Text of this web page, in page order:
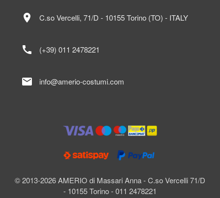
© 2013-2026 AMERIO di Massari Anna - C.so Vercelli 71/D
- 10155 Torino - 011 2478221
location_on C.so Vercelli, 71/D - 10155 Torino (TO) - ITALY
call (+39) 011 2478221
mail info@amerio-costumi.com